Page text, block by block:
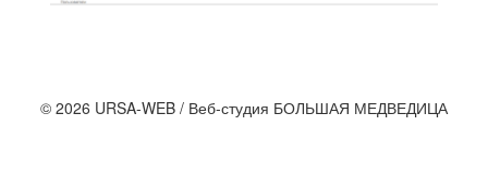
© 2026 URSA-WEB / Веб-студия БОЛЬШАЯ МЕДВЕДИЦА